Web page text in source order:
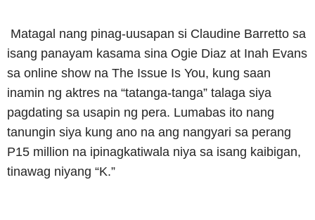
Matagal nang pinag-uusapan si Claudine Barretto sa
isang panayam kasama sina Ogie Diaz at Inah Evans
sa online show na The Issue Is You, kung saan
inamin ng aktres na “tatanga-tanga” talaga siya
pagdating sa usapin ng pera. Lumabas ito nang
tanungin siya kung ano na ang nangyari sa perang
P15 million na ipinagkatiwala niya sa isang kaibigan,
tinawag niyang “K.”